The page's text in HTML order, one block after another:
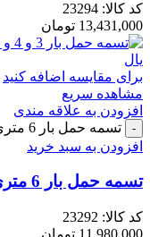
کد کالا: 23294
13,431,000 تومان
برای مقایسه اضافه کنید
مشاهده سریع
افزودن به علاقه مندی
تسمه حمل بار 6 متری 10 تن یال عدد
افزودن به سبد خرید
تسمه حمل بار 6 متری 10 تن یال
کد کالا: 23292
11,980,000 تومان